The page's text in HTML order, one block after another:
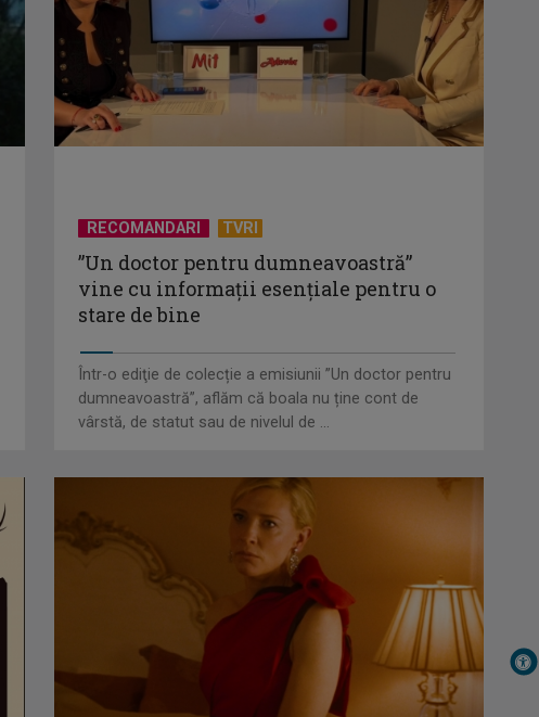
TVR lansează un apel pentru
proiecte de emisiuni
Un reper al cinematografiei
mondiale, la TVR Cultural: „Roma,
Federația SANITAS suspendă
temporar greva generală din
„E cool să fii cult!”, în curând la TVR
1 și TVR 2
Universitatea de Vară, la Băile
Tușnad | VIDEO
RECOMANDARI TVRI
”Un doctor pentru dumneavoastră”
vine cu informații esențiale pentru o
stare de bine
Într-o ediţie de colecție a emisiunii ”Un doctor pentru
dumneavoastră”, aflăm că boala nu ține cont de
vârstă, de statut sau de nivelul de ...